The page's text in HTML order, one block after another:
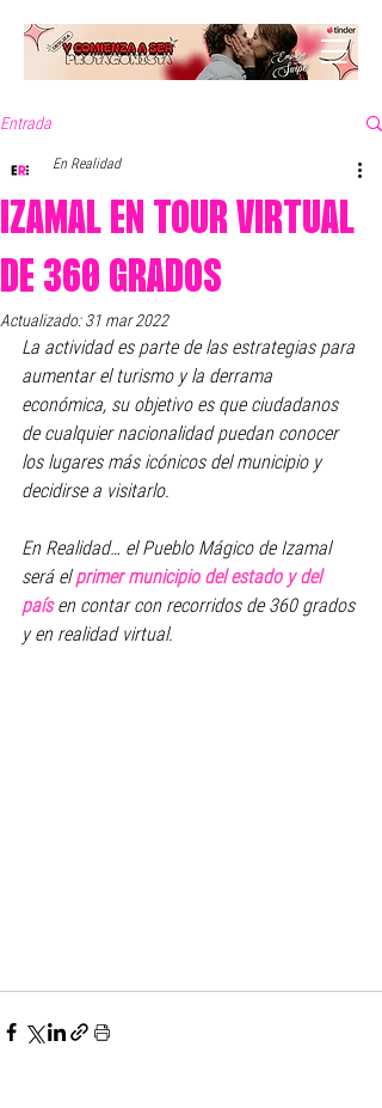
Entrada
IZAMAL EN TOUR VIRTUAL
DE 360 GRADOS
En Realidad
Actualizado:31 mar 2022
La actividad es parte de las estrategias para
aumentar el turismo y la derrama
económica, su objetivo es que ciudadanos
de cualquier nacionalidad puedan conocer
los lugares más icónicos del municipio y
decidirse a visitarlo.
En Realidad… el Pueblo Mágico de Izamal
será el primer municipio del estado y del
país en contar con recorridos de 360 grados
y en realidad virtual.